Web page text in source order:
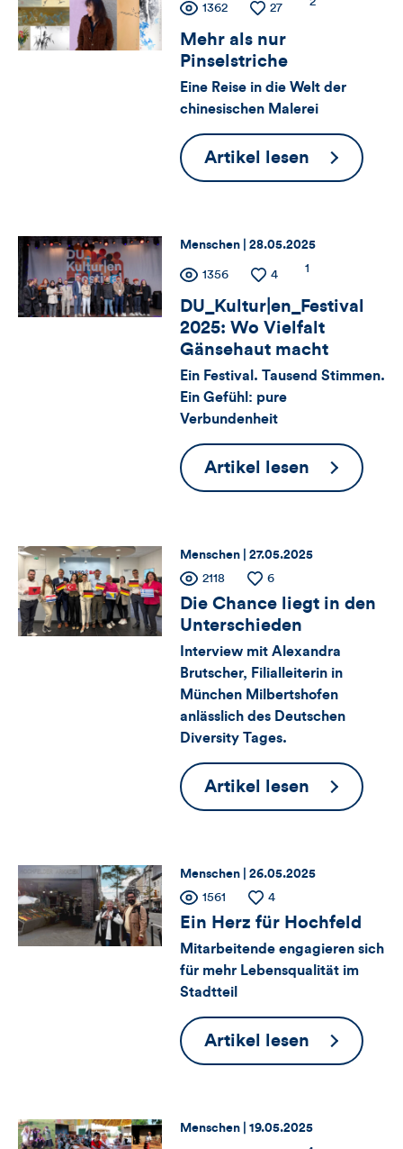
Artikels
Zähler
für
Views,
Likes
und
dieses
Artikels
Anzahl
Views
1362
Anzahl
Likes
27
der
Kommentare
Mehr als nur
Pinselstriche
Eine Reise in die Welt der
chinesischen Malerei
Artikel lesen Mehr
als
Thema:
Menschen | Datum:
28.05.2025
Zähler
für
Views,
Likes
und
Kommentare
Artikels
Anzahl
Views
1356
Anzahl
Likes
4
Anzahl
der
Kommentare
1
DU_Kultur|en_Festival
2025: Wo Vielfalt
Gänsehaut macht
Ein Festival. Tausend Stimmen.
Ein Gefühl: pure
Verbundenheit
Artikel lesen
2025:
Vielfalt
macht
Thema:
Menschen | Datum:
27.05.2025
Zähler
für
Views,
Likes
und
Kommentare
dieses
Anzahl
der
Views
2118
Anzahl
Likes
6
Die Chance liegt in den
Unterschieden
Interview mit Alexandra
Brutscher, Filialleiterin in
München Milbertshofen
anlässlich des Deutschen
Diversity Tages.
Artikel lesen Die
Chance
in
Thema:
Menschen | Datum:
26.05.2025
Zähler
für
Views,
Likes
und
dieses
Anzahl
der
1561
Anzahl
der
4
Ein Herz für Hochfeld
Mitarbeitende engagieren sich
für mehr Lebensqualität im
Stadtteil
Artikel lesen Ein
Herz
Hochfeld
Thema:
Menschen | Datum:
19.05.2025